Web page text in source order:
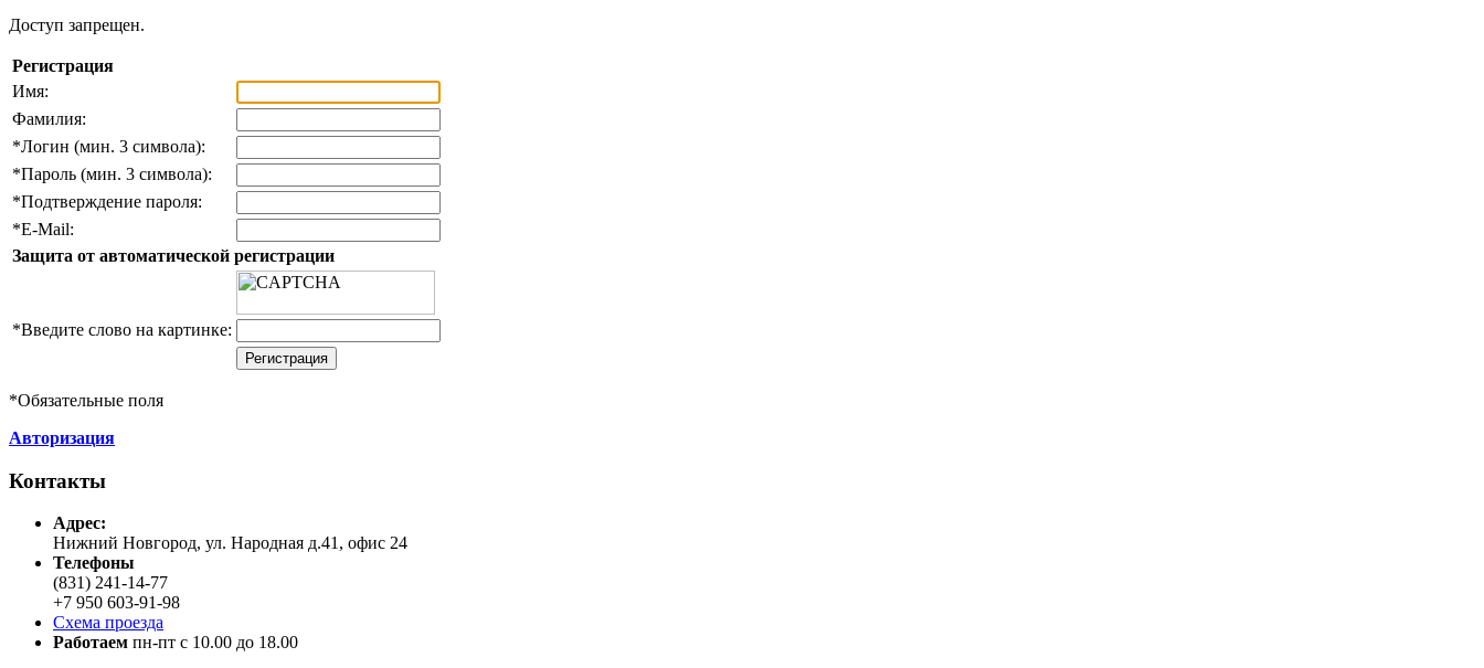
Доступ запрещен.
Регистрация
Имя:
Фамилия:
*Логин (мин. 3 символа):
*Пароль (мин. 3 символа):
*Подтверждение пароля:
*E-Mail:
Защита от автоматической регистрации
*Введите слово на картинке:
*Обязательные поля
Авторизация
Контакты
Адреc:
Нижний Новгород, ул. Народная д.41, офис 24
Телефоны
(831) 241-14-77
+7 950 603-91-98
Схема проезда
Работаем пн-пт с 10.00 до 18.00